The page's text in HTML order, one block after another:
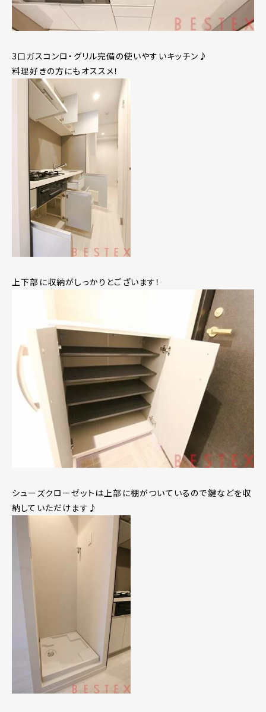
3口ガスコンロ・グリル完備の使いやすいキッチン♪
料理好きの方にもオススメ！
上下部に収納がしっかりとございます！
シューズクローゼットは上部に棚がついているので鍵などを収
納していただけます♪